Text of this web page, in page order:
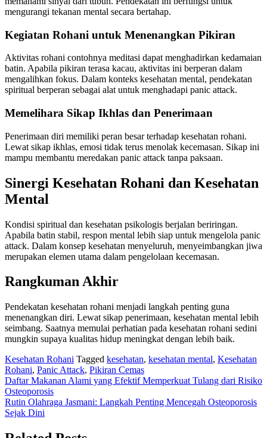
mengurangi tekanan mental secara bertahap.
Kegiatan Rohani untuk Menenangkan Pikiran
Aktivitas rohani contohnya meditasi dapat menghadirkan kedamaian
batin. Apabila pikiran terasa kacau, aktivitas ini berperan dalam
mengalihkan fokus. Dalam konteks kesehatan mental, pendekatan
spiritual berperan sebagai alat untuk menghadapi panic attack.
Memelihara Sikap Ikhlas dan Penerimaan
Penerimaan diri memiliki peran besar terhadap kesehatan rohani.
Lewat sikap ikhlas, emosi tidak terus menolak kecemasan. Sikap ini
mampu membantu meredakan panic attack tanpa paksaan.
Sinergi Kesehatan Rohani dan Kesehatan
Mental
Kondisi spiritual dan kesehatan psikologis berjalan beriringan.
Apabila batin stabil, respon mental lebih siap untuk mengelola panic
attack. Dalam konsep kesehatan menyeluruh, menyeimbangkan jiwa
merupakan elemen utama dalam pengelolaan kecemasan.
Rangkuman Akhir
Pendekatan kesehatan rohani menjadi langkah penting guna
menenangkan diri. Lewat sikap penerimaan, kesehatan mental lebih
seimbang. Saatnya memulai perhatian pada kesehatan rohani sedini
mungkin supaya kualitas hidup meningkat dengan lebih baik.
Kesehatan Rohani Tagged kesehatan, kesehatan mental, Kesehatan
Rohani, Panic Attack, Pikiran Cemas
Navigasi
pos
Daftar Makanan Alami yang Efektif Memperkuat Tulang dari Risiko
Osteoporosis
Rutin Olahraga Jasmani: Langkah Penting Mencegah Osteoporosis
Sejak Dini